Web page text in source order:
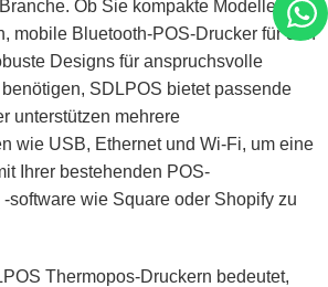
Ob Sie kompakte Modelle für
mobile Bluetooth-POS-Drucker für den
Designs für anspruchsvolle
SDLPOS bietet passende
unterstützen mehrere
wie USB, Ethernet und Wi-Fi, um eine
Ihrer bestehenden POS-
software wie Square oder Shopify zu
Thermopos-Druckern bedeutet,